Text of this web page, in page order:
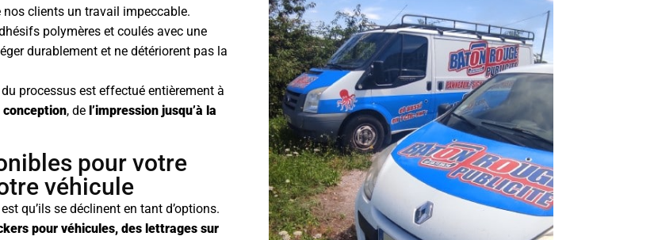
nos clients un travail impeccable.
polymères et coulés avec une
durablement et ne détériorent pas la
du processus est effectué entièrement à
conception, de l’impression jusqu’à la
pour votre
véhicule
qu’ils se déclinent en tant d’options.
pour véhicules, des lettrages sur